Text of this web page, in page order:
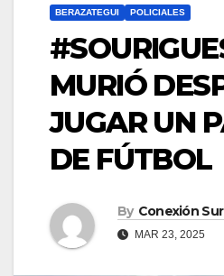
BERAZATEGUI POLICIALES
MURIÓ
JUGAR UN
DE FÚTBOL
By Conexión
MAR 23, 2025